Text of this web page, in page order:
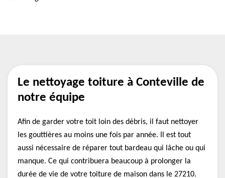
Le nettoyage toiture à Conteville de
notre équipe
Afin de garder votre toit loin des débris, il faut nettoyer
les gouttières au moins une fois par année. Il est tout
aussi nécessaire de réparer tout bardeau qui lâche ou qui
manque. Ce qui contribuera beaucoup à prolonger la
durée de vie de votre toiture de maison dans le 27210.